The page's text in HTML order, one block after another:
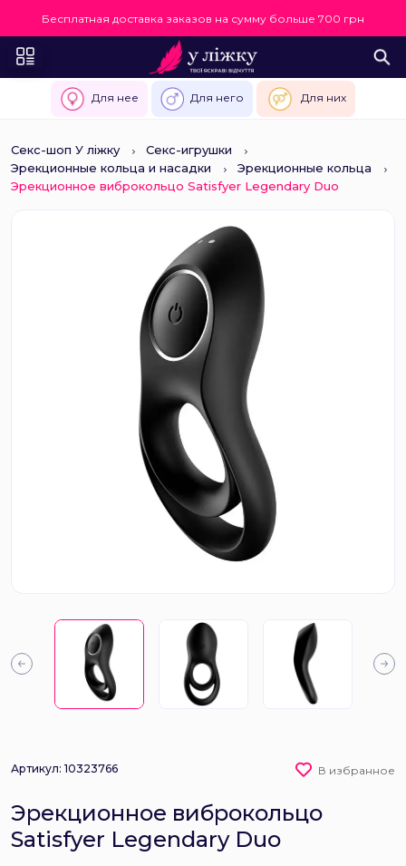
Бесплатная доставка заказов на сумму больше 700 грн
Для нее Для него Для них
Секс-шоп У ліжку
Секс-игрушки
Эрекционные кольца и насадки
Эрекционные кольца
Эрекционное виброкольцо Satisfyer Legendary Duo
Артикул: 10323766 В избранное
Эрекционное виброкольцо
Satisfyer Legendary Duo